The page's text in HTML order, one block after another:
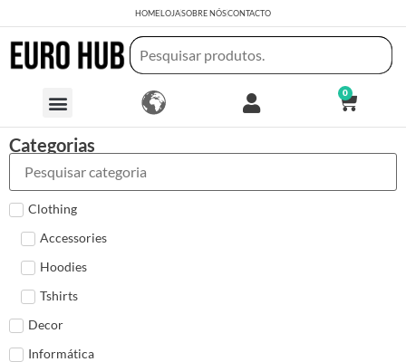
HOMELOJASOBRE NÓSCONTACTO
0
Categorias
Clothing
Accessories
Hoodies
Tshirts
Decor
Informática